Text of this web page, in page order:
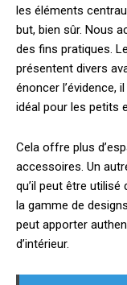
les éléments
but, bien sûr. Nous
des fins pratiques.
présentent divers
énoncer l’évidence,
idéal pour les petits
Cela offre plus
accessoires. Un
qu’il peut être utilisé
la gamme de
peut apporter
d’intérieur.